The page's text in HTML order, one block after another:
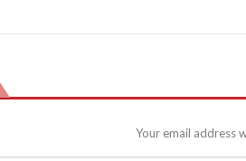
Your email address